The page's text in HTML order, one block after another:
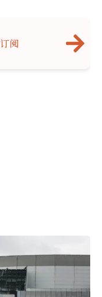
订阅